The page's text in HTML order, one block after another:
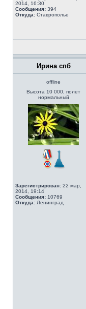
2014, 16:30
Сообщения: 394
Откуда: Ставрополье
Ирина спб
offline
Высота 10 000, полет
нормальный
Зарегистрирован: 22 мар,
2014, 19:14
Сообщения: 10769
Откуда: Ленинград